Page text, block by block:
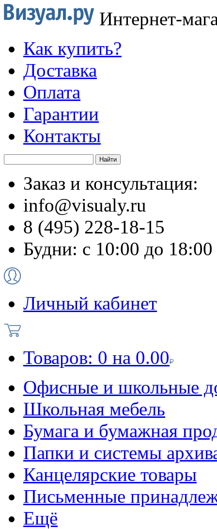
Интернет-
Как купить?
Доставка
Оплата
Гарантии
Контакты
Заказ и консультация:
info@visualy.ru
8 (495) 228-18-15
Будни: с 10:00 до 18:00
Личный кабинет
Товаров: 0 на 0.00
Офисные и школьные
Школьная мебель
Бумага и бумажная
Папки и системы
Канцелярские товары
Письменные
Ещё